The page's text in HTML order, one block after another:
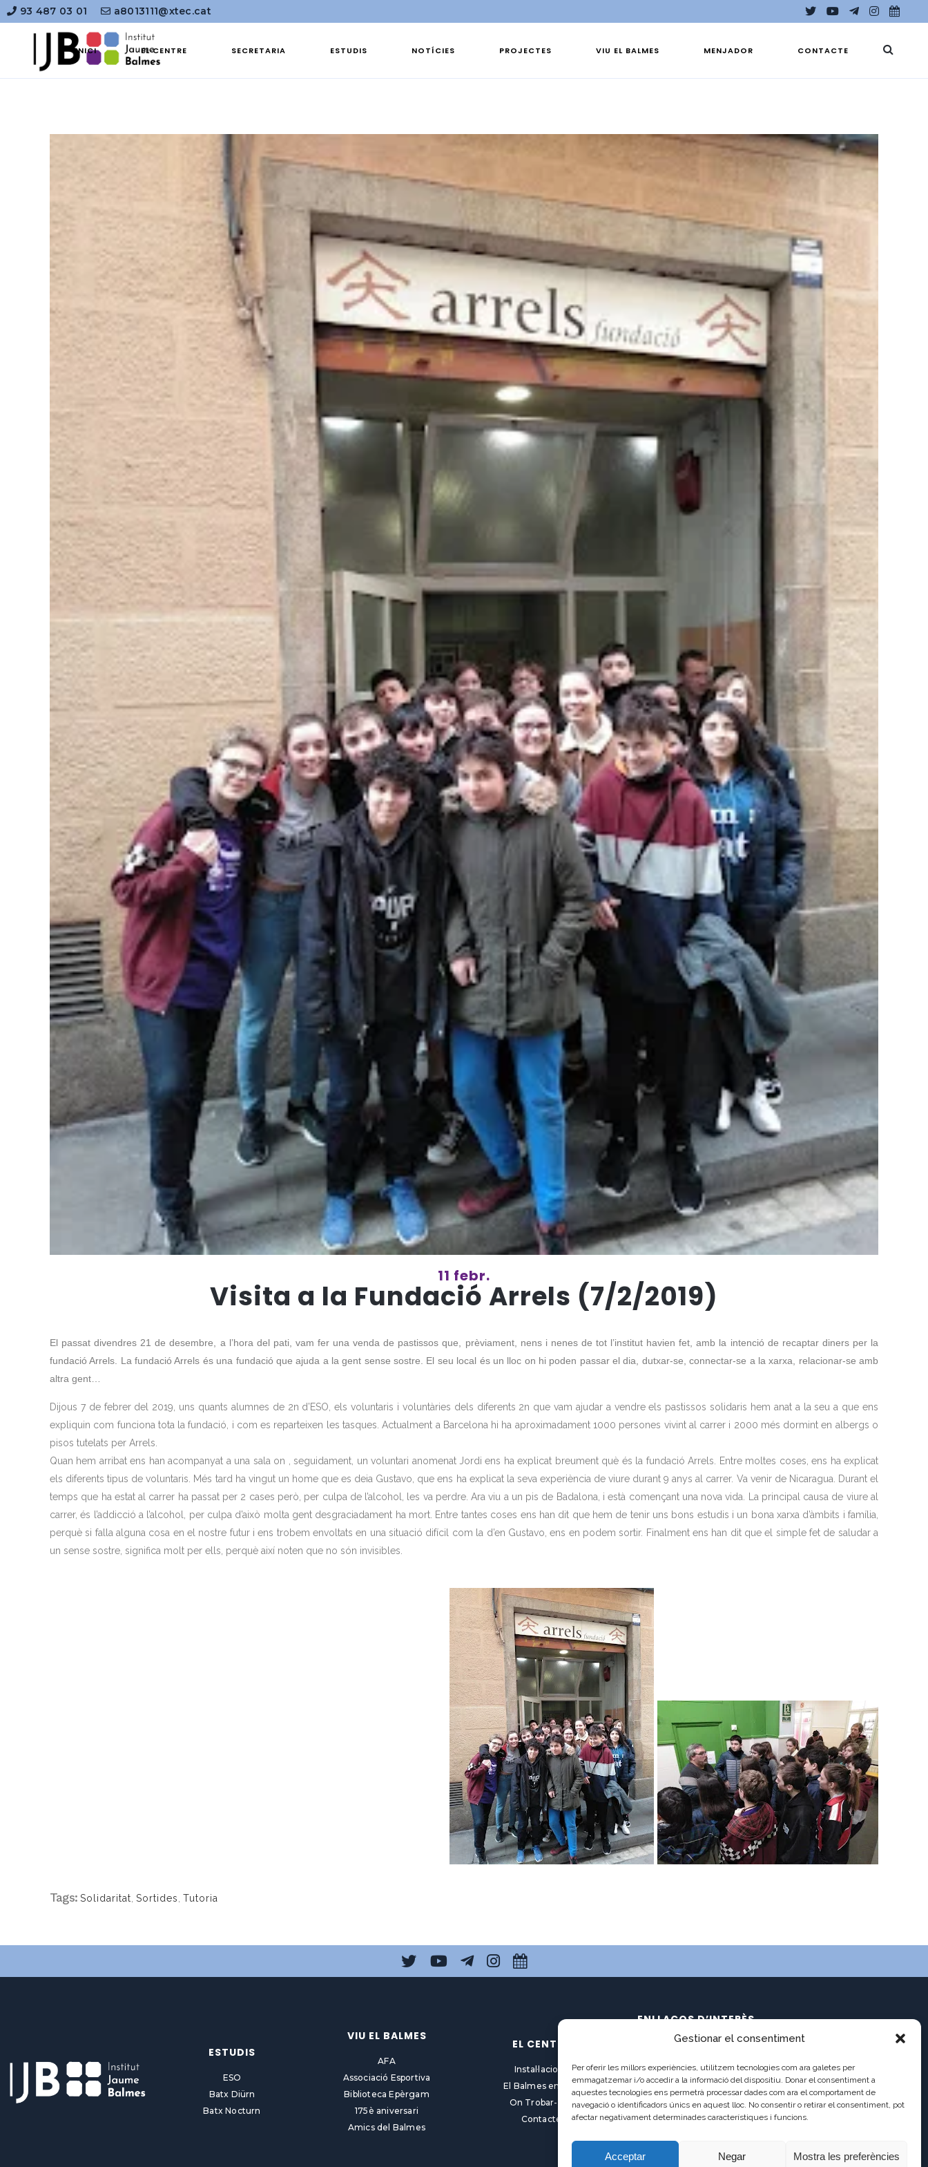
Gestionar el consentiment
Per oferir les millors experiències, utilitzem tecnologies com ara galetes per
emmagatzemar i/o accedir a la informació del dispositiu. Donar el consentiment a
aquestes tecnologies ens permetrà processar dades com ara el comportament de
navegació o identificadors únics en aquest lloc. No consentir o retirar el consentiment, pot
afectar negativament determinades característiques i funcions.
Acceptar Negar Mostra les preferències
93 487 03 01 a8013111@xtec.cat
INICI EL CENTRE SECRETARIA ESTUDIS NOTÍCIES PROJECTES VIU EL BALMES MENJADOR CONTACTE
11 febr.
Visita a la Fundació Arrels (7/2/2019)
El passat divendres 21 de desembre, a l’hora del pati, vam fer una venda de pastissos que, prèviament, nens i nenes de tot l’institut havien fet, amb la intenció de recaptar diners per la
fundació Arrels. La fundació Arrels és una fundació que ajuda a la gent sense sostre. El seu local és un lloc on hi poden passar el dia, dutxar-se, connectar-se a la xarxa, relacionar-se amb
altra gent…
Dijous 7 de febrer del 2019, uns quants alumnes de 2n d’ESO, els voluntaris i voluntàries dels diferents 2n que vam ajudar a vendre els pastissos solidaris hem anat a la seu a que ens
expliquin com funciona tota la fundació, i com es reparteixen les tasques. Actualment a Barcelona hi ha aproximadament 1000 persones vivint al carrer i 2000 més dormint en albergs o
pisos tutelats per Arrels.
Quan hem arribat ens han acompanyat a una sala on , seguidament, un voluntari anomenat Jordi ens ha explicat breument què és la fundació Arrels. Entre moltes coses, ens ha explicat
els diferents tipus de voluntaris. Més tard ha vingut un home que es deia Gustavo, que ens ha explicat la seva experiència de viure durant 9 anys al carrer. Va venir de Nicaragua. Durant el
temps que ha estat al carrer ha passat per 2 cases però, per culpa de l’alcohol, les va perdre. Ara viu a un pis de Badalona, i està començant una nova vida. La principal causa de viure al
carrer, és l’addicció a l’alcohol, per culpa d’això molta gent desgraciadament ha mort. Entre tantes coses ens han dit que hem de tenir uns bons estudis i un bona xarxa d’àmbits i família,
perquè si falla alguna cosa en el nostre futur i ens trobem envoltats en una situació difícil com la d’en Gustavo, ens en podem sortir. Finalment ens han dit que el simple fet de saludar a
un sense sostre, significa molt per ells, perquè així noten que no són invisibles.
Tags: Solidaritat Sortides Tutoria
ESTUDIS
ESO
Batx Diürn
Batx Nocturn
VIU EL BALMES
AFA
Associació Esportiva
Biblioteca Epèrgam
175è aniversari
Amics del Balmes
EL CENTRE
Instal·lacions
El Balmes en línia
On Trobar-nos
Contacte
ENLLAÇOS D’INTERÈS
Calendari
Ràdio Balmes
Balmes TV2
Balmes TV (antic)
Antic Lloc Web
08009 Barcelona
a8013111@xtec.cat